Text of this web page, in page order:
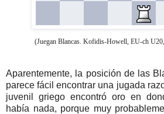
(Juegan Blancas. Kofidis-Howell, EU-ch
Aparentemente, la posición de las
parece fácil encontrar una jugada
juvenil griego encontró oro en
había nada, porque muy